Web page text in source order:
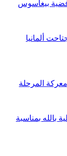
فضية بيغاسوس
المرحلة
بالله بمناسبة